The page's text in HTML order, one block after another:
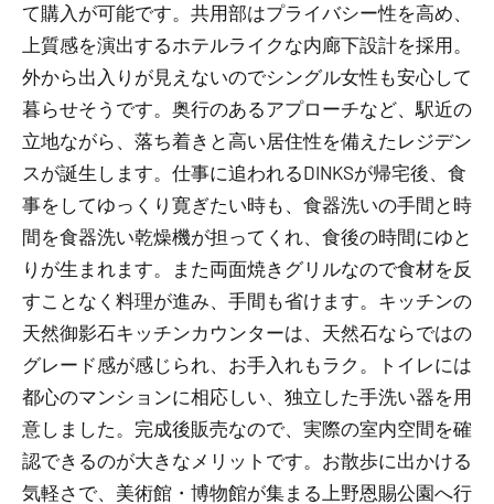
て購入が可能です。共用部はプライバシー性を高め、
上質感を演出するホテルライクな内廊下設計を採用。
外から出入りが見えないのでシングル女性も安心して
暮らせそうです。奥行のあるアプローチなど、駅近の
立地ながら、落ち着きと高い居住性を備えたレジデン
スが誕生します。仕事に追われるDINKSが帰宅後、食
事をしてゆっくり寛ぎたい時も、食器洗いの手間と時
間を食器洗い乾燥機が担ってくれ、食後の時間にゆと
りが生まれます。また両面焼きグリルなので食材を反
すことなく料理が進み、手間も省けます。キッチンの
天然御影石キッチンカウンターは、天然石ならではの
グレード感が感じられ、お手入れもラク。トイレには
都心のマンションに相応しい、独立した手洗い器を用
意しました。完成後販売なので、実際の室内空間を確
認できるのが大きなメリットです。お散歩に出かける
気軽さで、美術館・博物館が集まる上野恩賜公園へ行